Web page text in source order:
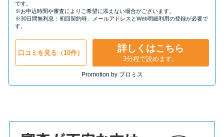
です。
※お申込時間や審査によりご希望に添えない場合がございます。
※30日間無利息：初回契約時、メールアドレスとWeb明細利用の登録が必要で
す。
口コミを見る（10件） 詳しくはこちら
3分程で読めます。
Promotion by プロミス